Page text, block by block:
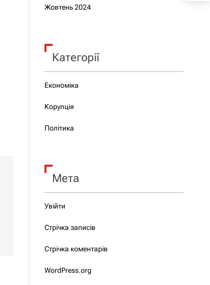
Жовтень 2024
Категорії
Економіка
Корупція
Політика
Мета
Увійти
Стрічка записів
Стрічка коментарів
WordPress.org